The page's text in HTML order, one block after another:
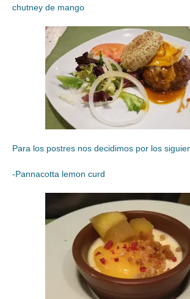
chutney de mango
Para los postres nos decidimos por los
-Pannacotta lemon curd